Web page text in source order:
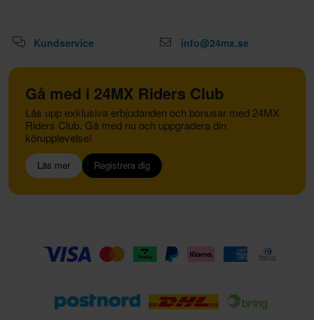
Kundservice info@24mx.se
Gå med i 24MX Riders Club
Lås upp exklusiva erbjudanden och bonusar med 24MX
Riders Club. Gå med nu och uppgradera din
körupplevelse!
Läs mer Registrera dig